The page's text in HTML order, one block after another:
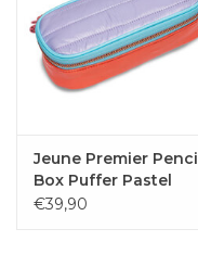
Jeune Premier Pencil
Box Puffer Pastel
Party
€39,90